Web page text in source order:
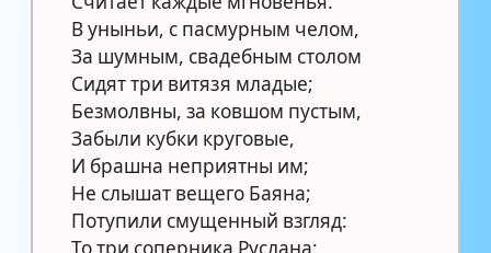
В уныньи, с пасмурным челом,
За шумным, свадебным столом
Сидят три витязя младые;
Безмолвны, за ковшом пустым,
Забыли кубки круговые,
И брашна неприятны им;
Не слышат вещего Баяна;
Потупили смущенный взгляд: